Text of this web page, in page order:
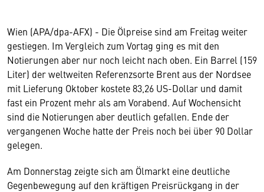
Wien (APA/dpa-AFX) - Die Ölpreise sind am Freitag weiter
gestiegen. Im Vergleich zum Vortag ging es mit den
Notierungen aber nur noch leicht nach oben. Ein Barrel (159
Liter) der weltweiten Referenzsorte Brent aus der Nordsee
mit Lieferung Oktober kostete 83,26 US-Dollar und damit
fast ein Prozent mehr als am Vorabend. Auf Wochensicht
sind die Notierungen aber deutlich gefallen. Ende der
vergangenen Woche hatte der Preis noch bei über 90 Dollar
gelegen.
Am Donnerstag zeigte sich am Ölmarkt eine deutliche
Gegenbewegung auf den kräftigen Preisrückgang in der